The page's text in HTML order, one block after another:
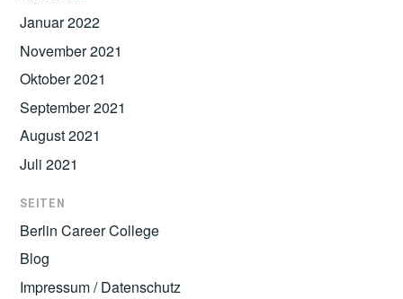
Januar 2022
November 2021
Oktober 2021
September 2021
August 2021
Juli 2021
SEITEN
Berlin Career College
Blog
Impressum / Datenschutz